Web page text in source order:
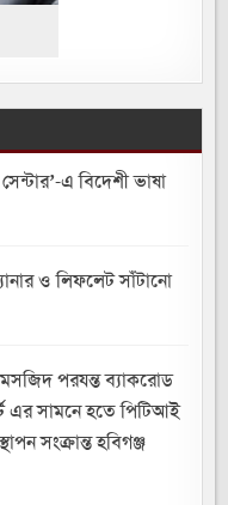
এ বিদেশী ভাষা
ও লিফলেট সাঁটানো
পরযন্ত ব্যাকরোড
এর সামনে হতে পিটিআই
সংক্রান্ত হবিগঞ্জ